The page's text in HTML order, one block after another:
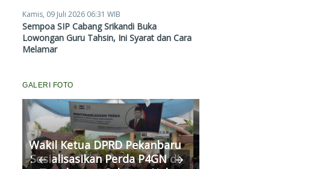
Kamis, 09 Juli 2026 06:31 WIB
Sempoa SIP Cabang Srikandi Buka
Lowongan Guru Tahsin, Ini Syarat dan Cara
Melamar
GALERI FOTO
Wakil Ketua DPRD Pekanbaru
Sosialisasikan Perda P4GN di